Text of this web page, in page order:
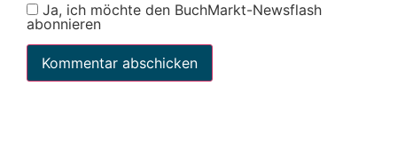
Ja, ich möchte den BuchMarkt-Newsflash
abonnieren